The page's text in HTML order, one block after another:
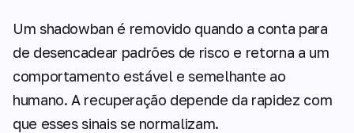
Um shadowban é removido quando a conta para
de desencadear padrões de risco e retorna a um
comportamento estável e semelhante ao
humano. A recuperação depende da rapidez com
que esses sinais se normalizam.